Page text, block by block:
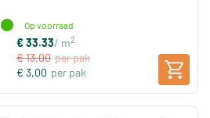
Op voorraad
€ 33.33/ m2
€ 13,00 per pak
€ 3,00 per pak